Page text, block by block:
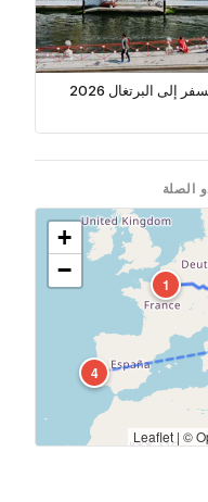
إلى البرتغال 2026
الصلة
1
4
+
−
| ©